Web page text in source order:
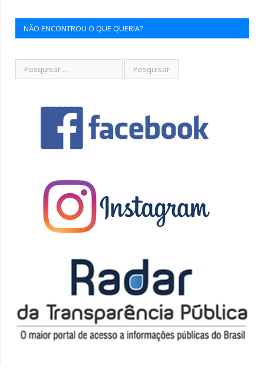
NÃO ENCONTROU O QUE QUERIA?